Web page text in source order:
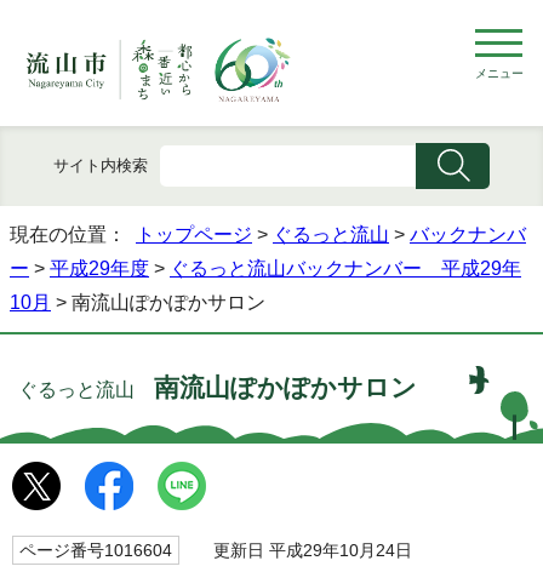
メニュー
サイト内検索
現在の位置： トップページ > ぐるっと流山 > バックナンバ
ー > 平成29年度 > ぐるっと流山バックナンバー 平成29年
10月 > 南流山ぽかぽかサロン
ぐるっと流山 南流山ぽかぽかサロン
ページ番号1016604 更新日 平成29年10月24日